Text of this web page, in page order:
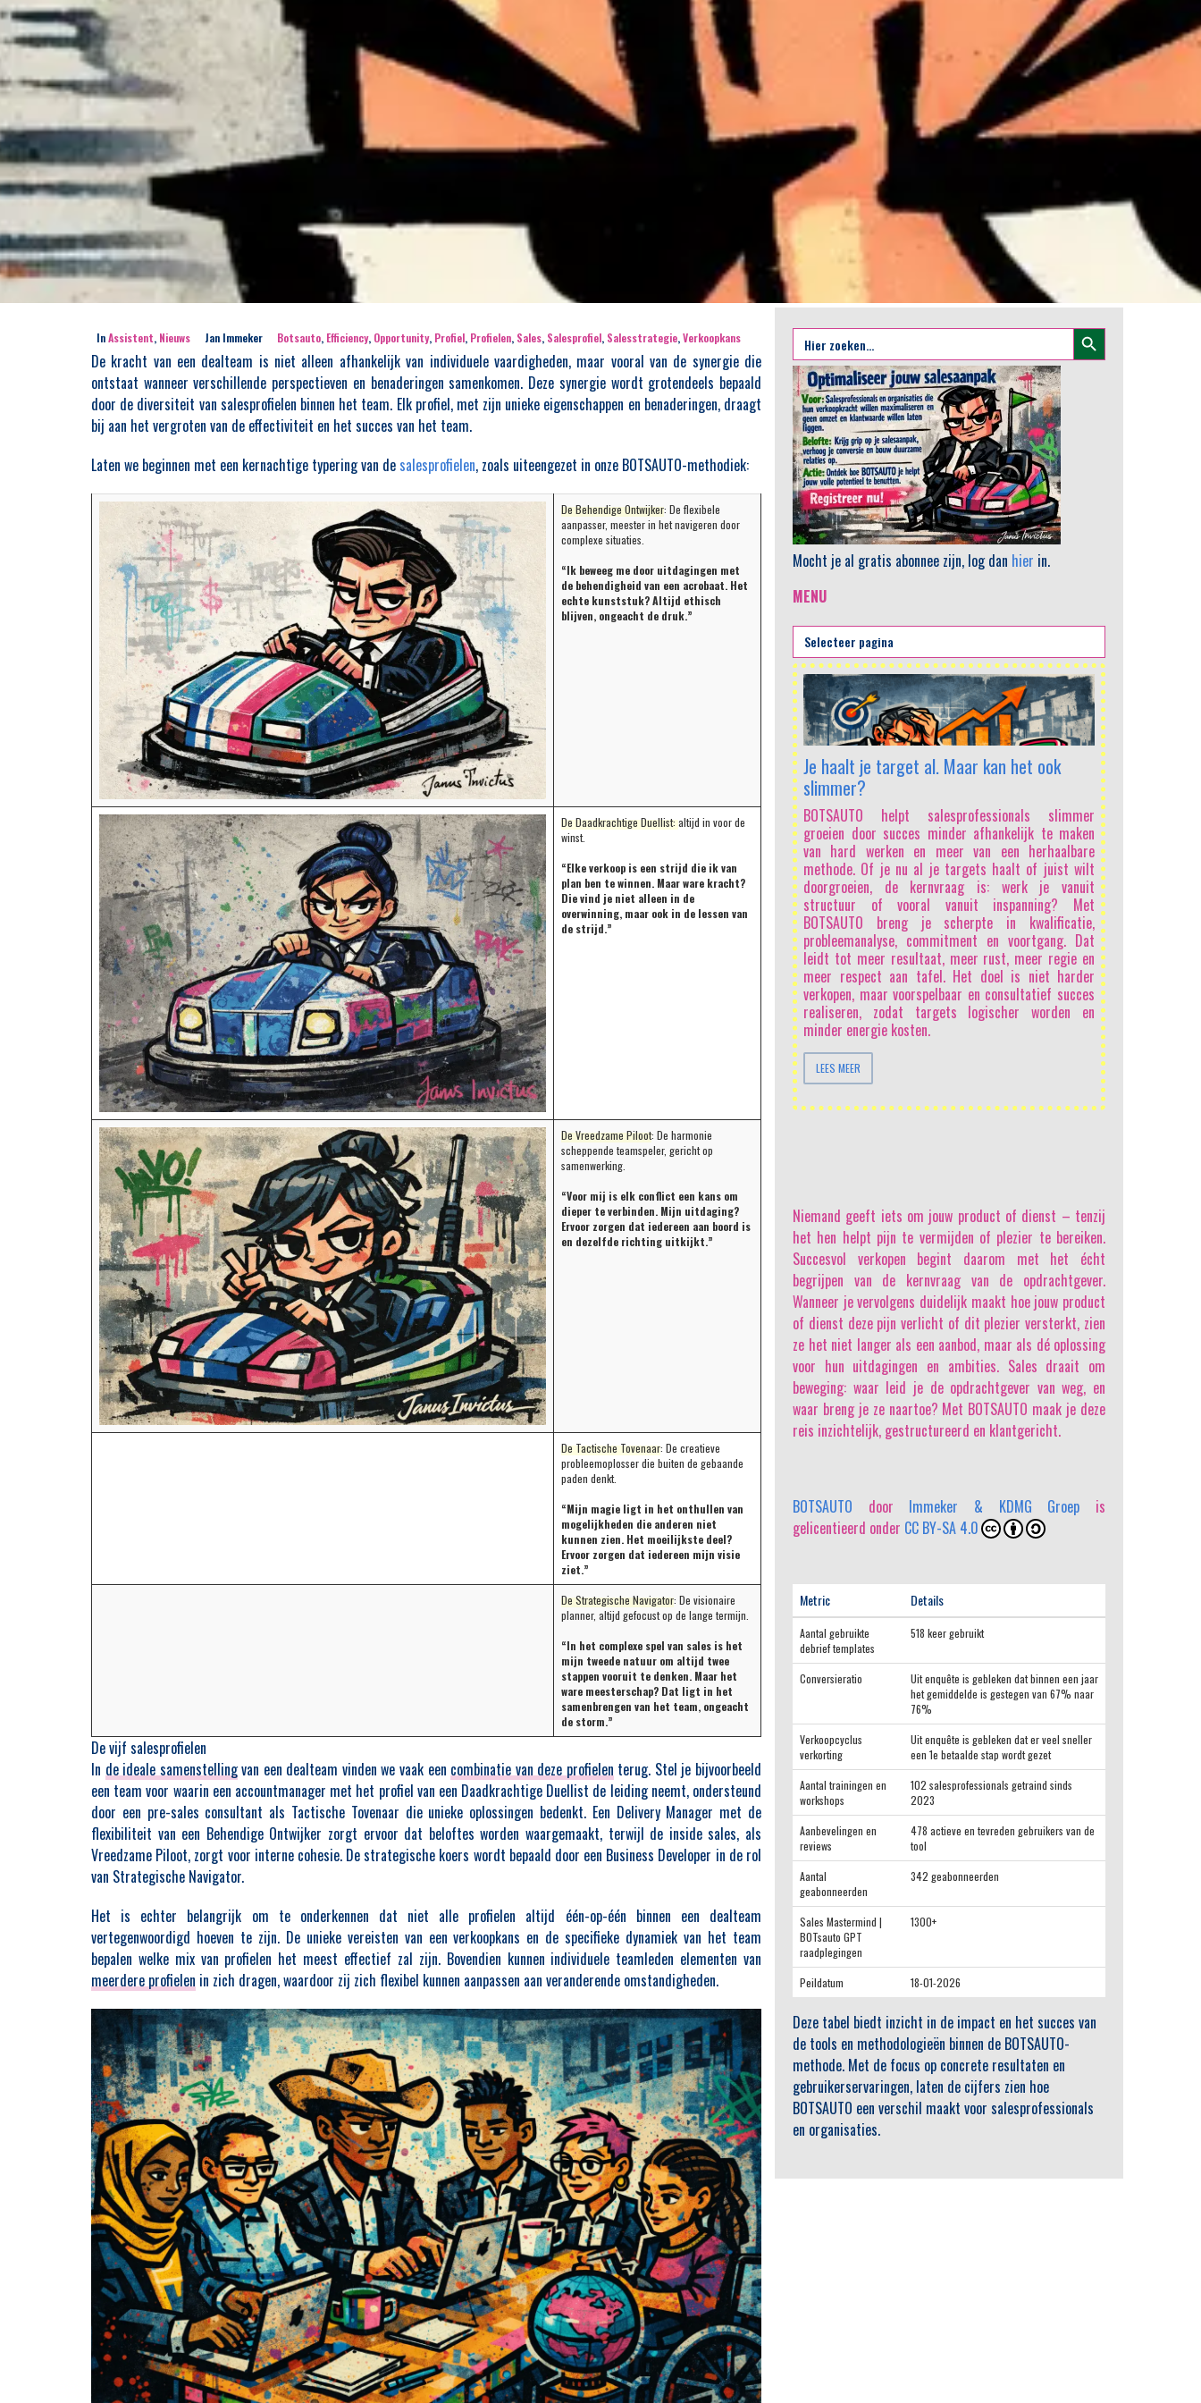
InAssistent, Nieuws Jan Immeker Botsauto, Efficiency, Opportunity, Profiel, Profielen, Sales, Salesprofiel, Salesstrategie,Verkoopkans
De kracht van een dealteam is niet alleen afhankelijk van individuele vaardigheden, maar vooral van de synergie die
ontstaat wanneer verschillende perspectieven en benaderingen samenkomen. Deze synergie wordt grotendeels bepaald
door de diversiteit van salesprofielen binnen het team. Elk profiel, met zijn unieke eigenschappen en benaderingen, draagt
bij aan het vergroten van de effectiviteit en het succes van het team.
Laten we beginnen met een kernachtige typering van de salesprofielen, zoals uiteengezet in onze BOTSAUTO-methodiek:
De Behendige Ontwijker: De flexibele
aanpasser, meester in het navigeren door
complexe situaties.
“Ik beweeg me door uitdagingen met
de behendigheid van een acrobaat. Het
echte kunststuk? Altijd ethisch
blijven, ongeacht de druk.”
De Daadkrachtige Duellist:altijd in voor de
winst.
“Elke verkoop is een strijd die ik van
plan ben te winnen. Maar ware kracht?
Die vind je niet alleen in de
overwinning, maar ook in de lessen van
de strijd.”
De Vreedzame Piloot: De harmonie
scheppende teamspeler, gericht op
samenwerking.
“Voor mij is elk conflict een kans om
dieper te verbinden. Mijn uitdaging?
Ervoor zorgen dat iedereen aan boord is
en dezelfde richting uitkijkt.”
De Tactische Tovenaar: De creatieve
probleemoplosser die buiten de gebaande
paden denkt.
“Mijn magie ligt in het onthullen van
mogelijkheden die anderen niet
kunnen zien. Het moeilijkste deel?
Ervoor zorgen dat iedereen mijn visie
ziet.”
De Strategische Navigator: De visionaire
planner, altijd gefocust op de lange termijn.
“In het complexe spel van sales is het
mijn tweede natuur om altijd twee
stappen vooruit te denken. Maar het
ware meesterschap? Dat ligt in het
samenbrengen van het team, ongeacht
de storm.”
De vijf salesprofielen
In de ideale samenstellingvan een dealteam vinden we vaak een combinatie van deze profielen terug. Stel je bijvoorbeeld
een team voor waarin een accountmanager met het profiel van een Daadkrachtige Duellist de leiding neemt, ondersteund
door een pre-sales consultant als Tactische Tovenaar die unieke oplossingen bedenkt. Een Delivery Manager met de
flexibiliteit van een Behendige Ontwijker zorgt ervoor dat beloftes worden waargemaakt, terwijl de inside sales, als
Vreedzame Piloot, zorgt voor interne cohesie. De strategische koers wordt bepaald door een Business Developer in de rol
van Strategische Navigator.
Het is echter belangrijk om te onderkennen dat niet alle profielen altijd één-op-één binnen een dealteam
vertegenwoordigd hoeven te zijn. De unieke vereisten van een verkoopkans en de specifieke dynamiek van het team
bepalen welke mix van profielen het meest effectief zal zijn. Bovendien kunnen individuele teamleden elementen van
meerdere profielen in zich dragen, waardoor zij zich flexibel kunnen aanpassen aan veranderende omstandigheden.
Zoek
naar:
Zoekknop
Mocht je al gratis abonnee zijn, log dan hier in.
MENU
Je haalt je target al. Maar kan het ook
slimmer?
BOTSAUTO helpt salesprofessionals slimmer
groeien door succes minder afhankelijk te maken
van hard werken en meer van een herhaalbare
methode. Of je nu al je targets haalt of juist wilt
doorgroeien, de kernvraag is: werk je vanuit
structuur of vooral vanuit inspanning? Met
BOTSAUTO breng je scherpte in kwalificatie,
probleemanalyse, commitment en voortgang. Dat
leidt tot meer resultaat, meer rust, meer regie en
meer respect aan tafel. Het doel is niet harder
verkopen, maar voorspelbaar en consultatief succes
realiseren, zodat targets logischer worden en
minder energie kosten.
LEES MEER
Niemand geeft iets om jouw product of dienst – tenzij
het hen helpt pijn te vermijden of plezier te bereiken.
Succesvol verkopen begint daarom met het écht
begrijpen van de kernvraag van de opdrachtgever.
Wanneer je vervolgens duidelijk maakt hoe jouw product
of dienst deze pijn verlicht of dit plezier versterkt, zien
ze het niet langer als een aanbod, maar als dé oplossing
voor hun uitdagingen en ambities. Sales draait om
beweging: waar leid je de opdrachtgever van weg, en
waar breng je ze naartoe? Met BOTSAUTO maak je deze
reis inzichtelijk, gestructureerd en klantgericht.
BOTSAUTO door Immeker & KDMG Groep is
gelicentieerd onder CC BY-SA 4.0
Metric Details
Aantal gebruikte
debrief templates
518 keer gebruikt
Conversieratio
Uit enquête is gebleken dat binnen een jaar
het gemiddelde is gestegen van 67% naar
76%
Verkoopcyclus
verkorting
Uit enquête is gebleken dat er veel sneller
een 1e betaalde stap wordt gezet
Aantal trainingen en
workshops
102 salesprofessionals getraind sinds
2023
Aanbevelingen en
reviews
478 actieve en tevreden gebruikers van de
tool
Aantal
geabonneerden
342 geabonneerden
Sales Mastermind |
BOTsauto GPT
raadplegingen
1300+
Peildatum 18-01-2026
Deze tabel biedt inzicht in de impact en het succes van
de tools en methodologieën binnen de BOTSAUTO-
methode. Met de focus op concrete resultaten en
gebruikerservaringen, laten de cijfers zien hoe
BOTSAUTO een verschil maakt voor salesprofessionals
en organisaties.